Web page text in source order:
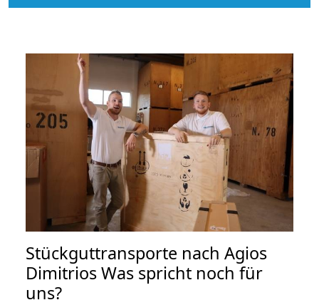
Stückguttransporte nach Agios
Dimitrios Was spricht noch für
uns?